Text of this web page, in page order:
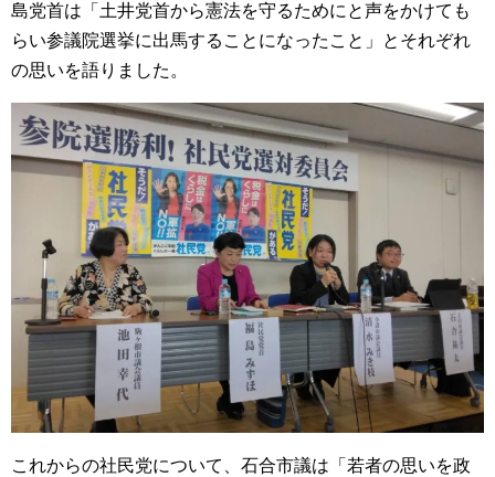
島党首は「土井党首から憲法を守るためにと声をかけても
らい参議院選挙に出馬することになったこと」とそれぞれ
の思いを語りました。
これからの社民党について、石合市議は「若者の思いを政